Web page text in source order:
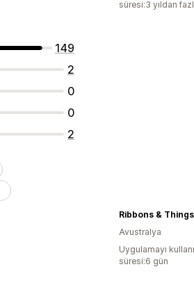
149
2
0
0
2
süresi:3 yıldan
Ribbons & Things
Avustralya
Uygulamayı
süresi:6 gün